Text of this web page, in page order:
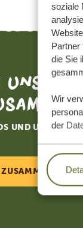
soziale
Partner
die Sie
Wir
der
Ihre
UND